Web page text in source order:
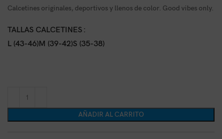
Calcetines originales, deportivos y llenos de color. Good vibes only.
TALLAS CALCETINES
L (43-46)M (39-42)S (35-38)
AÑADIR AL CARRITO